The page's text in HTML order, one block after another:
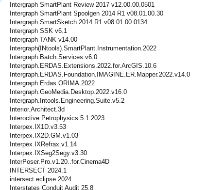
Intergraph SmartPlant Review 2017 v12.00.00.0501
Intergraph SmartPlant Spoolgen 2014 R1 v08.01.00.30
Intergraph SmartSketch 2014 R1 v08.01.00.0134
Intergraph SSK v6.1
Intergraph TANK v14.00
Intergraph(INtools).SmartPlant.Instrumentation.2022
Intergraph.Batch.Services.v6.0
Intergraph.ERDAS.Extensions.2022.for.ArcGIS.10.6
Intergraph.ERDAS.Foundation.IMAGINE.ER.Mapper.2022.v14.0
Intergraph.Erdas.ORIMA.2022
Intergraph.GeoMedia.Desktop.2022.v16.0
Intergraph.Intools.Engineering.Suite.v5.2
Interior.Architect.3d
Interoctive Petrophysics 5.1 2023
Interpex.IX1D.v3.53
Interpex.IX2D.GM.v1.03
Interpex.IXRefrax.v1.14
Interpex.IXSeg2Segy.v3.30
InterPoser.Pro.v1.20..for.Cinema4D
INTERSECT 2024.1
intersect eclipse 2024
Interstates Conduit Audit 25.8